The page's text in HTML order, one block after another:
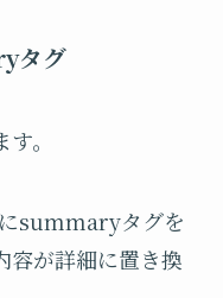
タグ
。
summaryタグを
容が詳細に置き換